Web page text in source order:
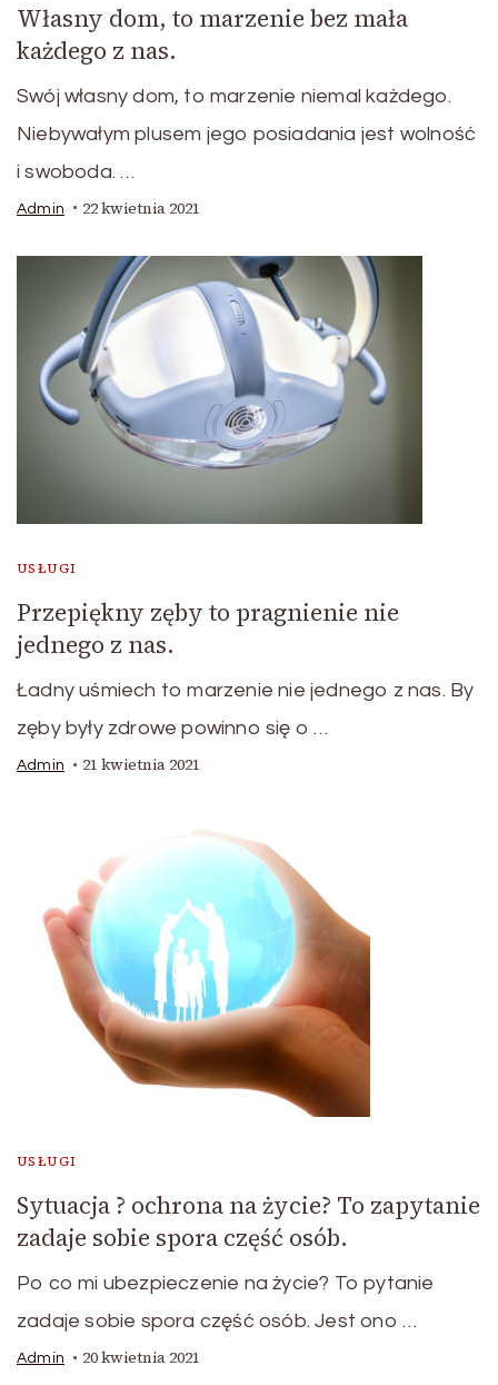
Własny dom, to marzenie bez mała
każdego z nas.
Swój własny dom, to marzenie niemal każdego.
Niebywałym plusem jego posiadania jest wolność
i swoboda. …
Admin 22 kwietnia 2021
USŁUGI
Przepiękny zęby to pragnienie nie
jednego z nas.
Ładny uśmiech to marzenie nie jednego z nas. By
zęby były zdrowe powinno się o …
Admin 21 kwietnia 2021
USŁUGI
Sytuacja ? ochrona na życie? To zapytanie
zadaje sobie spora część osób.
Po co mi ubezpieczenie na życie? To pytanie
zadaje sobie spora część osób. Jest ono …
Admin 20 kwietnia 2021